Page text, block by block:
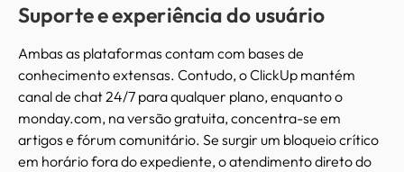
Suporte e experiência do usuário
Ambas as plataformas contam com bases de
conhecimento extensas. Contudo, o ClickUp mantém
canal de chat 24/7 para qualquer plano, enquanto o
monday.com, na versão gratuita, concentra-se em
artigos e fórum comunitário. Se surgir um bloqueio crítico
em horário fora do expediente, o atendimento direto do